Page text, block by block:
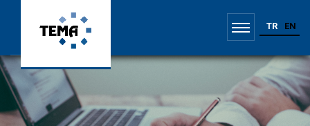
TR EN